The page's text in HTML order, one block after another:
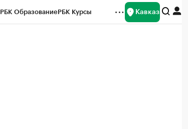
РБК ОбразованиеРБК Курсы Кавказ